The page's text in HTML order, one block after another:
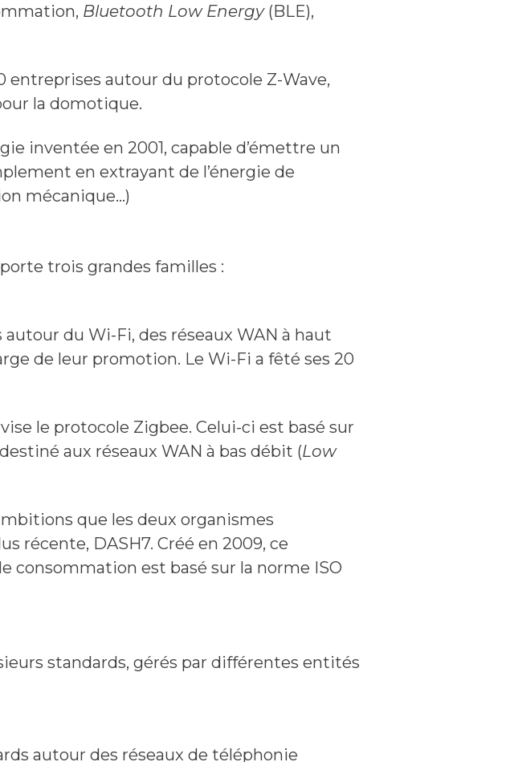
Bluetooth Low Energy(BLE),
entreprises autour du protocole Z-Wave,
la domotique.
inventée en 2001, capable d’émettre un
en extrayant de l’énergie de
mécanique…)
trois grandes familles :
du Wi-Fi, des réseaux WAN à haut
de leur promotion. Le Wi-Fi a fêté ses 20
le protocole Zigbee. Celui-ci est basé sur
aux réseaux WAN à bas débit (Low
que les deux organismes
récente, DASH7. Créé en 2009, ce
consommation est basé sur la norme ISO
standards, gérés par différentes entités
autour des réseaux de téléphonie